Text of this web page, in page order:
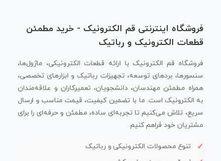
فروشگاه اینترنتی قم الکترونیک - خرید مطمئن
قطعات الکترونیک و رباتیک
فروشگاه قم الکترونیک با ارائه قطعات الکترونیکی، ماژول‌ها،
سنسورها، بردهای توسعه، تجهیزات رباتیک و ابزارهای تخصصی،
همراه مطمئن مهندسان، دانشجویان، تعمیرکاران و علاقه‌مندان
به الکترونیک است. ما با تضمین کیفیت، قیمت مناسب و ارسال
سریع، تلاش می‌کنیم تا تجربه‌ای ساده، مطمئن و حرفه‌ای را برای
مشتریان خود فراهم کنیم.
تنوع محصولات الکترونیکی و رباتیک